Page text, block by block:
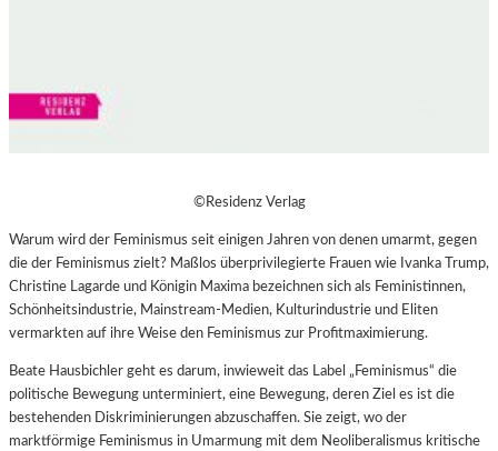
©Residenz Verlag
Warum wird der Feminismus seit einigen Jahren von denen umarmt, gegen
die der Feminismus zielt? Maßlos überprivilegierte Frauen wie Ivanka Trump,
Christine Lagarde und Königin Maxima bezeichnen sich als Feministinnen,
Schönheitsindustrie, Mainstream-Medien, Kulturindustrie und Eliten
vermarkten auf ihre Weise den Feminismus zur Profitmaximierung.
Beate Hausbichler geht es darum, inwieweit das Label „Feminismus“ die
politische Bewegung unterminiert, eine Bewegung, deren Ziel es ist die
bestehenden Diskriminierungen abzuschaffen. Sie zeigt, wo der
marktförmige Feminismus in Umarmung mit dem Neoliberalismus kritische